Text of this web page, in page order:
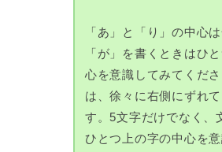
「あ」と「り」の中心
「が」を書くときはひ
心を意識してみてくだ
は、徐々に右側にずれ
す。5文字だけでなく、
ひとつ上の字の中心を